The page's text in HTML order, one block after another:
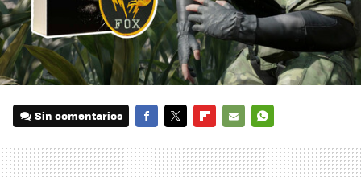
Sin comentarios
MAIL